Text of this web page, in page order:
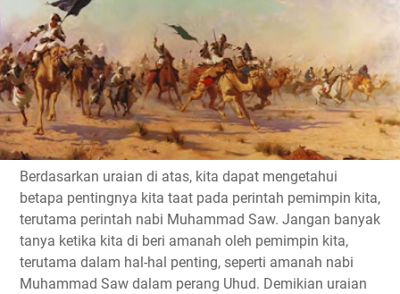
Berdasarkan uraian di atas, kita dapat mengetahui
betapa pentingnya kita taat pada perintah pemimpin kita,
terutama perintah nabi Muhammad Saw. Jangan banyak
tanya ketika kita di beri amanah oleh pemimpin kita,
terutama dalam hal-hal penting, seperti amanah nabi
Muhammad Saw dalam perang Uhud. Demikian uraian